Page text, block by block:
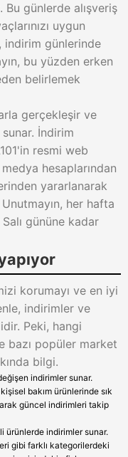
Bu günlerde alışveriş
uygun
indirim günlerinde
bu yüzden erken
belirlemek
gerçekleşir ve
İndirim
resmi web
hesaplarından
yararlanarak
her hafta
gününe kadar
korumayı ve en iyi
indirimler ve
Peki, hangi
bazı popüler market
bilgi.
indirimler sunar.
bakım ürünlerinde sık
güncel indirimleri takip
ürünlerde indirimler sunar.
gibi farklı kategorilerdeki